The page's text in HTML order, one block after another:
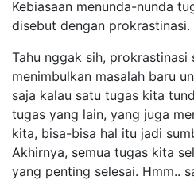
Kebiasaan menunda-nunda
disebut dengan prokrastinasi.
Tahu nggak sih, prokrastinasi
menimbulkan masalah baru
saja kalau satu tugas kita
tugas yang lain, yang juga
kita, bisa-bisa hal itu jadi
Akhirnya, semua tugas kita
yang penting selesai. Hmm..